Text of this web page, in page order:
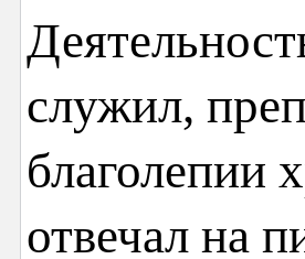
служил,
благолепии
отвечал на